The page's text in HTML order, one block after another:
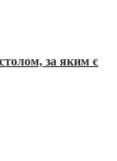
за яким є